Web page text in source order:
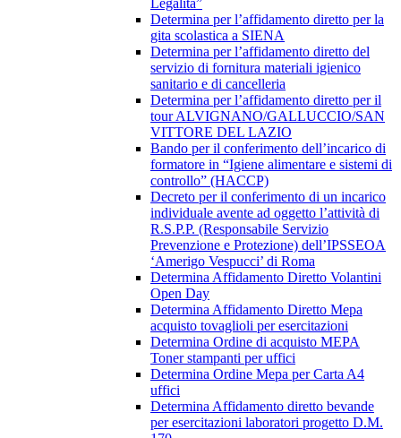
Legalità”
Determina per l’affidamento diretto per la
gita scolastica a SIENA
Determina per l’affidamento diretto del
servizio di fornitura materiali igienico
sanitario e di cancelleria
Determina per l’affidamento diretto per il
tour ALVIGNANO/GALLUCCIO/SAN
VITTORE DEL LAZIO
Bando per il conferimento dell’incarico di
formatore in “Igiene alimentare e sistemi di
controllo” (HACCP)
Decreto per il conferimento di un incarico
individuale avente ad oggetto l’attività di
R.S.P.P. (Responsabile Servizio
Prevenzione e Protezione) dell’IPSSEOA
‘Amerigo Vespucci’ di Roma
Determina Affidamento Diretto Volantini
Open Day
Determina Affidamento Diretto Mepa
acquisto tovaglioli per esercitazioni
Determina Ordine di acquisto MEPA
Toner stampanti per uffici
Determina Ordine Mepa per Carta A4
uffici
Determina Affidamento diretto bevande
per esercitazioni laboratori progetto D.M.